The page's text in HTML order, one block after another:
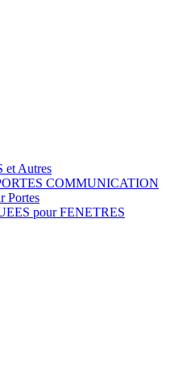
Autres
COMMUNICATION
Portes
pour FENETRES